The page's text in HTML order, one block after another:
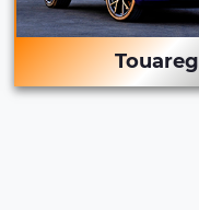
Touareg